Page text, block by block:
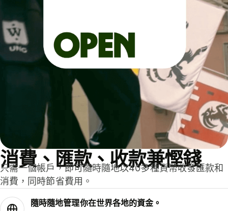
消費、匯款、收款兼慳錢
只需一個帳戶，即可隨時隨地以40多種貨幣收發匯款和
消費，同時節省費用。
隨時隨地管理你在世界各地的資金。